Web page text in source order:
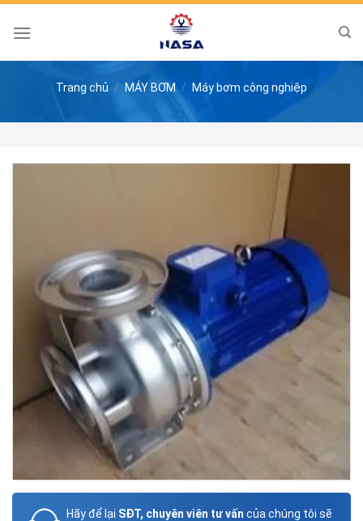
Skip
Trang chủ / MÁY BƠM / Máy bơm công nghiệp
Hãy để lại SĐT, chuyên viên tư vấn của chúng tôi sẽ